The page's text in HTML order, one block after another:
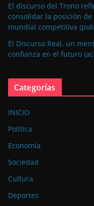
El discurso del Trono
consolidar la posición
mundial competitiva
El Discurso Real, un
confianza en el futuro
Categorías
INICIO
Política
Economía
Sociedad
Cultura
Deportes